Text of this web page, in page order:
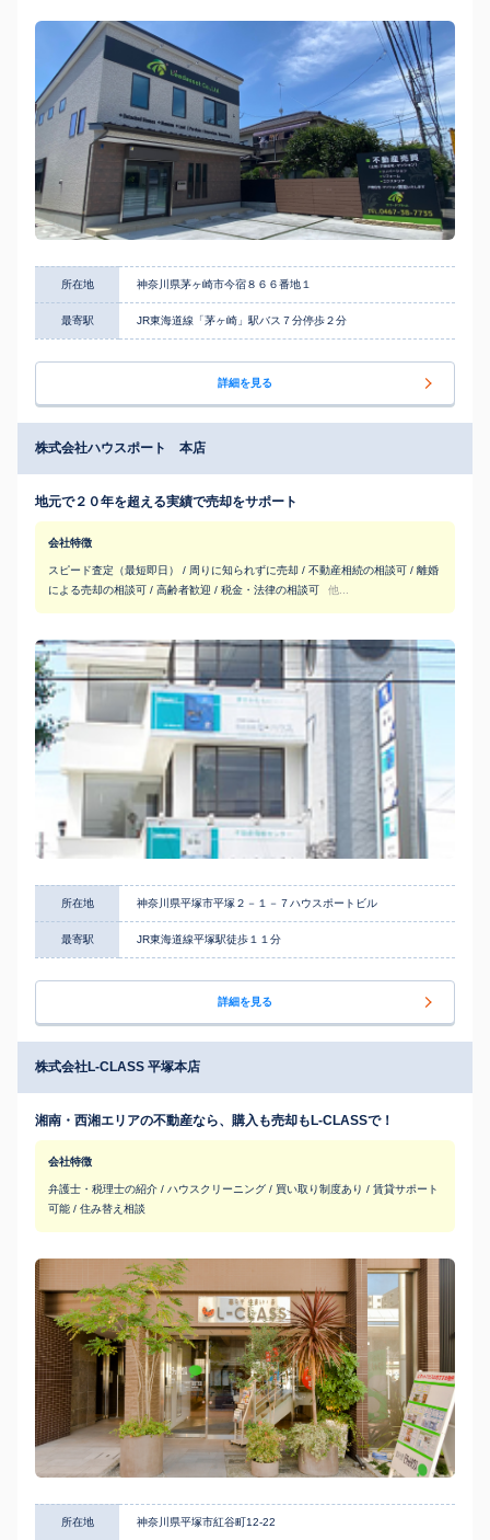
所在地 神奈川県茅ヶ崎市今宿８６６番地１
最寄駅 JR東海道線「茅ヶ崎」駅バス７分停歩２分
詳細を見る
株式会社ハウスポート 本店
地元で２０年を超える実績で売却をサポート
会社特徴
スピード査定（最短即日） / 周りに知られずに売却 / 不動産相続の相談可 / 離婚
による売却の相談可 / 高齢者歓迎 / 税金・法律の相談可
他...
所在地 神奈川県平塚市平塚２－１－７ハウスポートビル
最寄駅 JR東海道線平塚駅徒歩１１分
詳細を見る
株式会社L-CLASS 平塚本店
湘南・西湘エリアの不動産なら、購入も売却もL-CLASSで！
会社特徴
弁護士・税理士の紹介 / ハウスクリーニング / 買い取り制度あり / 賃貸サポート
可能 / 住み替え相談
所在地 神奈川県平塚市紅谷町12-22